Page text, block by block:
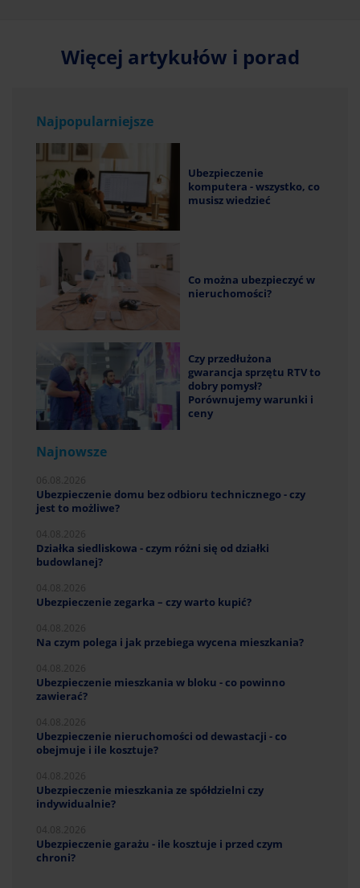
Więcej artykułów i porad
Najpopularniejsze
Ubezpieczenie
komputera - wszystko, co
musisz wiedzieć
Co można ubezpieczyć w
nieruchomości?
Czy przedłużona
gwarancja sprzętu RTV to
dobry pomysł?
Porównujemy warunki i
ceny
Najnowsze
Ubezpieczenie domu bez odbioru technicznego - czy
jest to możliwe?
Działka siedliskowa - czym różni się od działki
budowlanej?
Ubezpieczenie zegarka – czy warto kupić?
Na czym polega i jak przebiega wycena mieszkania?
Ubezpieczenie mieszkania w bloku - co powinno
zawierać?
Ubezpieczenie nieruchomości od dewastacji - co
obejmuje i ile kosztuje?
Ubezpieczenie mieszkania ze spółdzielni czy
indywidualnie?
Ubezpieczenie garażu - ile kosztuje i przed czym
chroni?